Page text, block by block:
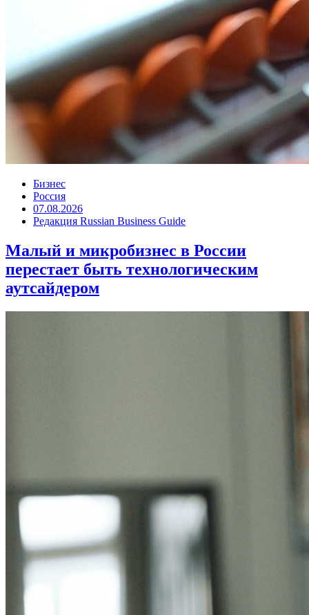
Бизнес
Россия
07.08.2026
Редакция Russian Business Guide
Малый и микробизнес в России
перестает быть технологическим
аутсайдером